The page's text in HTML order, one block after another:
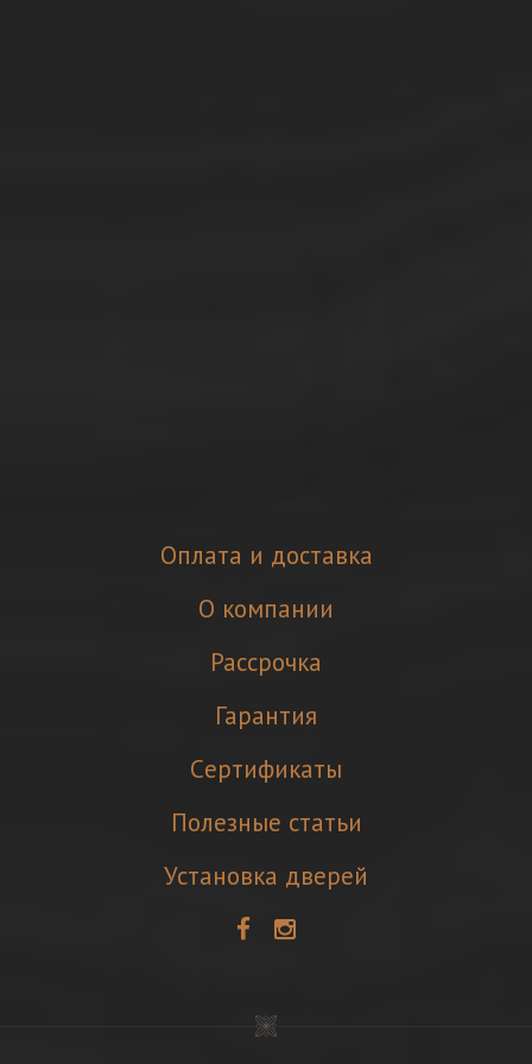
Оплата и доставка
О компании
Рассрочка
Гарантия
Cертификаты
Полезные статьи
Установка дверей